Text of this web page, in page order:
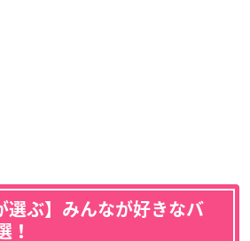
選ぶ】みんなが好きなバ
！